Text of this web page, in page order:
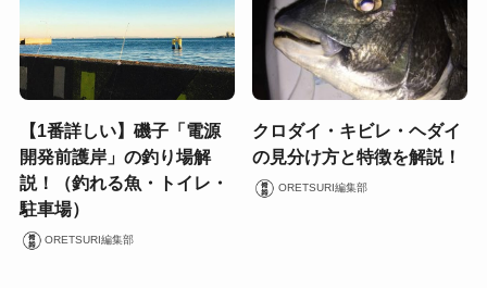
【1番詳しい】磯子「電源
開発前護岸」の釣り場解
説！（釣れる魚・トイレ・
駐車場）
ORETSURI編集部
クロダイ・キビレ・ヘダイ
の見分け方と特徴を解説！
ORETSURI編集部